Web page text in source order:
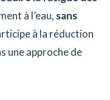
à l’eau, sans
à la réduction
une approche de